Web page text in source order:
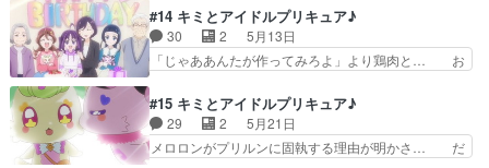
ロン加入。田中面識ないのか… プニルンってメス
だったのかよ……新しい妖… あなたに逢いたく
て。OPにはずっと出てい…
は球技大会回だった影響か足首のくびれ… 同級生
わかばの恋を応援するために球技大会… まっすぐ
迷いなくプリキュアを応援するプリ… 鼻ちょうち
んって実物見た事ないけど表現と… まぁ中学生な
る程の売れ筋商品、キラキラ… 今回はバレーボー
ル型クラヤミンダーのデザ… 「なんだかかわいく
なってる」というより「…
#14 キミとアイドルプリキュア♪
30 2
5月13日
「じゃああんたが作ってみろよ」より鶏肉と… お
は母の日でもあり、こころの誕生日回と… 母の日
がテーマになっていてこころのお母さ… こころち
ゃんピーマン肉詰め好きな設定見て… こころ、母
の日と重なっていたからとは言え… お母さんへ～
#15 キミとアイドルプリキュア♪
29 2
5月21日
メロロンがプリルンに固執する理由が明かさ… だ